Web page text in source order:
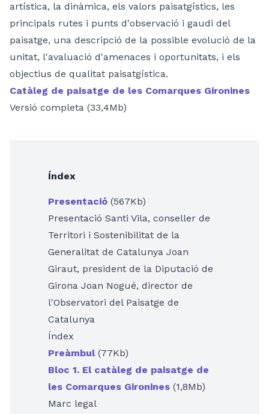
artística, la dinàmica, els valors paisatgístics, les
principals rutes i punts d'observació i gaudi del
paisatge, una descripció de la possible evolució de la
unitat, l'avaluació d'amenaces i oportunitats, i els
objectius de qualitat paisatgística.
Catàleg de paisatge de les Comarques Gironines
Versió completa (33,4Mb)
Índex
Presentació (567Kb)
Presentació Santi Vila, conseller de
Territori i Sostenibilitat de la
Generalitat de Catalunya Joan
Giraut, president de la Diputació de
Girona Joan Nogué, director de
l'Observatori del Paisatge de
Catalunya
Índex
Preàmbul(77Kb)
Bloc 1. El catàleg de paisatge de
les Comarques Gironines (1,8Mb)
Marc legal